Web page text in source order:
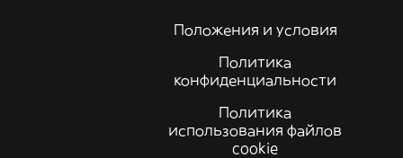
Положения и условия
Политика
конфиденциальности
Политика
использования файлов
cookie